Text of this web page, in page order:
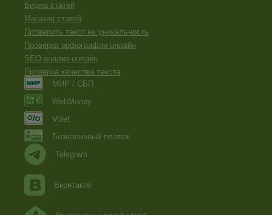
Биржа статей
Магазин статей
Проверить текст на уникальность
Проверка орфографии онлайн
SEO анализ онлайн
Проверка качества текста
МИР / СБП
WebMoney
Volet
Безналичный платеж
Telegram
Вконтакте